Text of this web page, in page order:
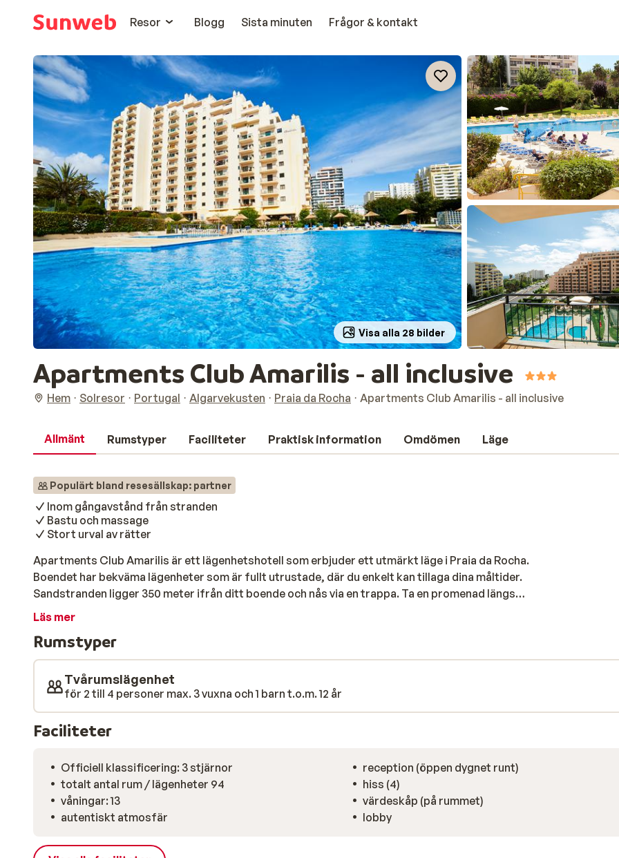
Resor
Blogg Sista minuten Frågor & kontakt
Visa alla 28 bilder
Apartments Club Amarilis - all inclusive
Hem Solresor Portugal Algarvekusten Praia da Rocha Apartments Club Amarilis - all inclusive
Allmänt Rumstyper Faciliteter Praktisk information Omdömen Läge
Populärt bland resesällskap: partner
Inom gångavstånd från stranden
Bastu och massage
Stort urval av rätter
Apartments Club Amarilis är ett lägenhetshotell som erbjuder ett utmärkt läge i Praia da Rocha.
Boendet har bekväma lägenheter som är fullt utrustade, där du enkelt kan tillaga dina måltider.
Sandstranden ligger 350 meter ifrån ditt boende och nås via en trappa. Ta en promenad längs
vattenbrynet, bada och koppla av på en solstol för att sedan njuta av en god lunch. Väljer du att
avdelning, kanske kopplar du av i bastun, simma några längder i inomhuspoolen eller koppla av
med en lugnande massage. Restaurang samt bar och poolbar finns på lägenhetsområdet.
Läs mer
Rumstyper
Tvårumslägenhet
för 2 till 4 personer max. 3 vuxna och 1 barn t.o.m. 12 år
Faciliteter
Officiell klassificering: 3 stjärnor
totalt antal rum / lägenheter 94
våningar: 13
autentiskt atmosfär
reception (öppen dygnet runt)
hiss (4)
värdeskåp (på rummet)
lobby